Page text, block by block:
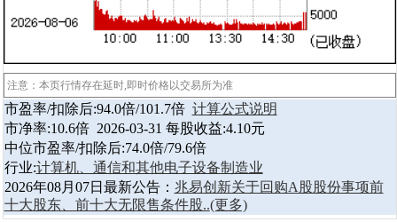
注意：本页行情存在延时,即时价格以交易所为准
市盈率/扣除后:94.0倍/101.7倍 计算公式说明
市净率:10.6倍 2026-03-31 每股收益:4.10元
中位市盈率/扣除后:74.0倍/79.6倍
行业:计算机、通信和其他电子设备制造业
2026年08月07日最新公告： 兆易创新关于回购A股股份事项前
十大股东、前十大无限售条件股..(更多)